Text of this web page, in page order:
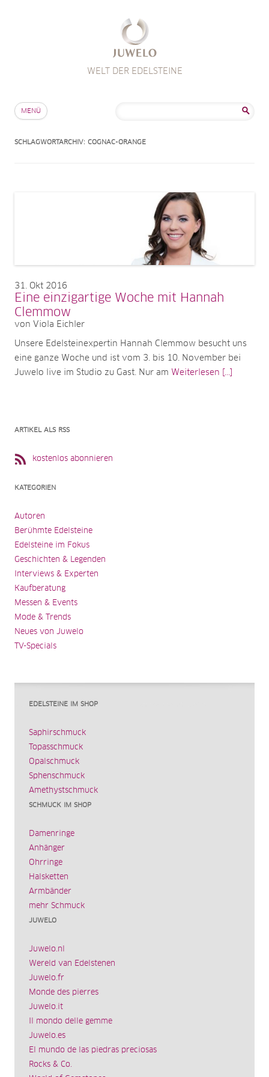
WELT DER EDELSTEINE
MENÜ
SCHLAGWORTARCHIV: COGNAC-ORANGE
31 Okt 2016
Eine einzigartige Woche mit Hannah
Clemmow
von Viola Eichler
Unsere Edelsteinexpertin Hannah Clemmow besucht uns
eine ganze Woche und ist vom 3. bis 10. November bei
Juwelo live im Studio zu Gast. Nur am Weiterlesen [...]
ARTIKEL ALS RSS
kostenlos abonnieren
KATEGORIEN
Autoren
Berühmte Edelsteine
Edelsteine im Fokus
Geschichten & Legenden
Interviews & Experten
Kaufberatung
Messen & Events
Mode & Trends
Neues von Juwelo
TV-Specials
EDELSTEINE IM SHOP
Saphirschmuck
Topasschmuck
Opalschmuck
Sphenschmuck
Amethystschmuck
SCHMUCK IM SHOP
Damenringe
Anhänger
Ohrringe
Halsketten
Armbänder
mehr Schmuck
JUWELO
Juwelo.nl
Wereld van Edelstenen
Juwelo.fr
Monde des pierres
Juwelo.it
Il mondo delle gemme
Juwelo.es
El mundo de las piedras preciosas
Rocks & Co.